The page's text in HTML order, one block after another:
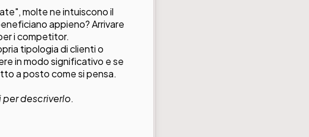
molte ne intuiscono il
appieno? Arrivare
i competitor.
tipologia di clienti o
in modo significativo e se
a posto come si pensa.
per descriverlo.